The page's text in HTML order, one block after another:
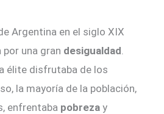
Argentina en el siglo XIX
una gran desigualdad
élite disfrutaba de los
la mayoría de la población,
enfrentaba pobreza y